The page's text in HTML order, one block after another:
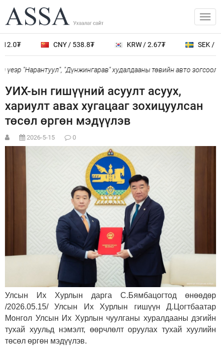
CNY / 538.8₮ KRW / 2.67₮ SEK /
"Нарантуул", "Дүнжингарав" худалдааны төвийн авто
УИХ-ын гишүүний асуулт асуух,
хариулт авах хугацааг зохицуулсан
төсөл өргөн мэдүүлэв
2026-5-15 0
Улсын Их Хурлын дарга С.Бямбацогтод өнөөдөр
/2026.05.15/ Улсын Их Хурлын гишүүн Д.Цогтбаатар
Монгол Улсын Их Хурлын чуулганы хуралдааны дэгийн
тухай хуульд нэмэлт, өөрчлөлт оруулах тухай хуулийн
төсөл өргөн мэдүүлэв.